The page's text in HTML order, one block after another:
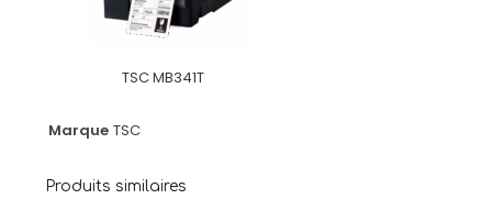
TSC MB341T
Marque TSC
Produits similaires